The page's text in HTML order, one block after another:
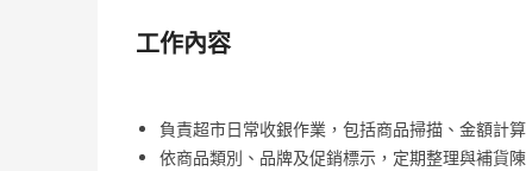
工作內容
負責超市日常收銀作業，包括商品掃描、金額計
依商品類別、品牌及促銷標示，定期整理與補貨